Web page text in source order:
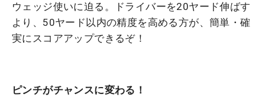
ウェッジ使いに迫る。ドライバーを20ヤード伸ばす
より、50ヤード以内の精度を高める方が、簡単・確
実にスコアアップできるぞ！
ピンチがチャンスに変わる！